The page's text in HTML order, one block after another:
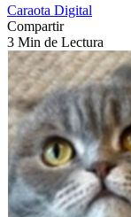
Caraota Digital
Compartir
3 Min de Lectura